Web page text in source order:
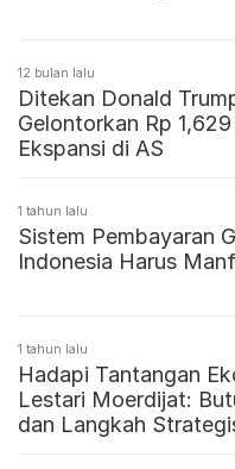
12 bulan lalu
Ditekan Donald
Gelontorkan Rp
Ekspansi di AS
1 tahun lalu
Sistem Pembayaran
Indonesia Harus
1 tahun lalu
Hadapi Tantangan
Lestari Moerdijat:
dan Langkah